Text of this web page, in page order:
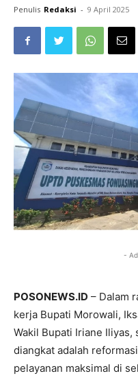
Penulis Redaksi - 9 April 2025
-
POSONEWS.ID – Dalam
kerja Bupati Morowali,
Wakil Bupati Iriane Iliyas,
diangkat adalah
pelayanan maksimal di